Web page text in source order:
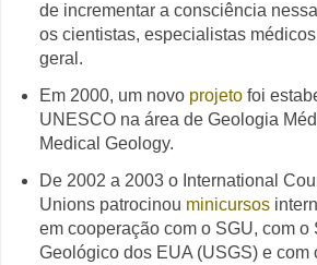
de incrementar a consciência
os cientistas, especialistas
geral.
Em 2000, um novo projetofoi
UNESCO na área de Geologia
Medical Geology.
De 2002 a 2003 o International
Unions patrocinou minicursos
em cooperação com o SGU, com o
Geológico dos EUA (USGS) e com